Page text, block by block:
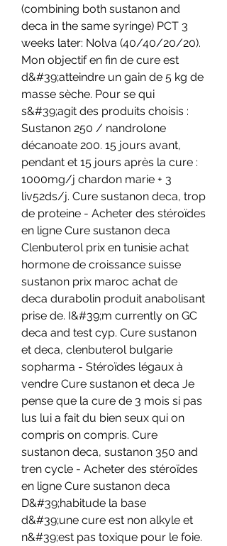
(combining both sustanon and
deca in the same syringe) PCT 3
weeks later: Nolva (40/40/20/20).
Mon objectif en fin de cure est
d&#39;atteindre un gain de 5 kg de
masse sèche. Pour se qui
s&#39;agit des produits choisis :
Sustanon 250 / nandrolone
décanoate 200. 15 jours avant,
pendant et 15 jours après la cure :
1000mg/j chardon marie + 3
liv52ds/j. Cure sustanon deca, trop
de proteine - Acheter des stéroïdes
en ligne Cure sustanon deca
Clenbuterol prix en tunisie achat
hormone de croissance suisse
sustanon prix maroc achat de
deca durabolin produit anabolisant
prise de. I&#39;m currently on GC
deca and test cyp. Cure sustanon
et deca, clenbuterol bulgarie
sopharma - Stéroïdes légaux à
vendre Cure sustanon et deca Je
pense que la cure de 3 mois si pas
lus lui a fait du bien seux qui on
compris on compris. Cure
sustanon deca, sustanon 350 and
tren cycle - Acheter des stéroïdes
en ligne Cure sustanon deca
D&#39;habitude la base
d&#39;une cure est non alkyle et
n&#39;est pas toxique pour le foie.